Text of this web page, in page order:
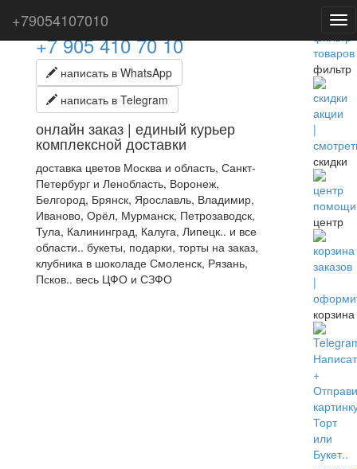
+7 905 410 70 10
написать в WhatsApp
написать в Telegram
онлайн заказ | единый курьер
комплексной доставки
доставка цветов Москва и область, Санкт-
Петербург и Ленобласть, Воронеж,
Белгород, Брянск, Ярославль, Владимир,
Иваново, Орёл, Мурманск, Петрозаводск,
Тула, Калининград, Калуга, Липецк.. и все
области.. букеты, подарки, торты на заказ,
клубника в шоколаде Смоленск, Рязань,
Псков.. весь ЦФО и СЗФО
фильтр
скидки
центр
корзина
+79054107010